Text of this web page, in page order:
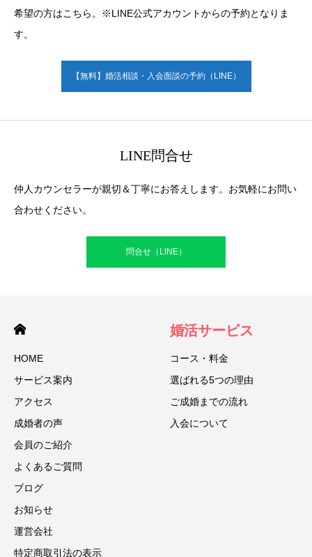
希望の方はこちら。※LINE公式アカウントからの予約となりま
す。
【無料】婚活相談・入会面談の予約（LINE）
LINE問合せ
仲人カウンセラーが親切＆丁寧にお答えします。お気軽にお問い
合わせください。
問合せ（LINE）
HOME
サービス案内
アクセス
成婚者の声
会員のご紹介
よくあるご質問
ブログ
お知らせ
運営会社
特定商取引法の表示
婚活サービス
コース・料金
選ばれる5つの理由
ご成婚までの流れ
入会について